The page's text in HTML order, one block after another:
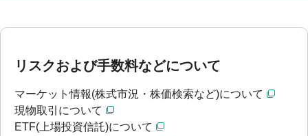
リスクおよび手数料などについて
マーケット情報(株式市況・株価検索など)について
現物取引について
ETF(上場投資信託)について